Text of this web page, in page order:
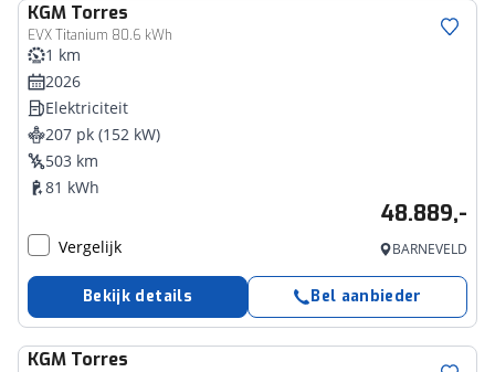
KGM Torres
EVX Titanium 80.6 kWh
1 km
2026
Elektriciteit
207 pk (152 kW)
503 km
81 kWh
48.889,-
Vergelijk BARNEVELD
Bekijk details Bel aanbieder
KGM Torres